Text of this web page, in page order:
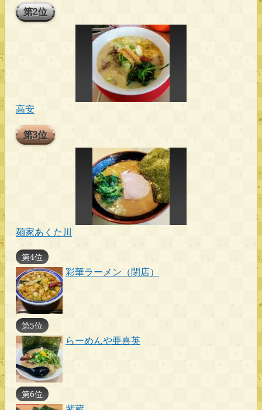
第2位
高安
第3位
麺家あくた川
第4位
彩華ラーメン（閉店）
第5位
らーめんや亜喜英
第6位